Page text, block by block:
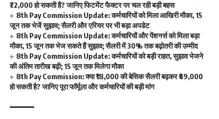
₹72,000 हो सकती है? जानिए फिटमेंट फैक्टर पर चल रही बड़ी बहस
8th Pay Commission Update: कर्मचारियों को मिला आखिरी मौका, 15
जून तक भेजें सुझाव; सैलरी और एरियर पर भी बड़ा अपडेट
8th Pay Commission Update: कर्मचारियों और पेंशनर्स को मिला बड़ा
मौका, 15 जून तक भेज सकते हैं सुझाव; सैलरी में 30% तक बढ़ोतरी की उम्मीद
8th Pay Commission Update: कर्मचारियों को बड़ी राहत, सुझाव भेजने
की अंतिम तारीख बढ़ी; 15 जून तक मिलेगा मौका
8th Pay Commission: क्या ₹18,000 की बेसिक सैलरी बढ़कर ₹69,000
हो सकती है? जानिए पूरा फॉर्मूला और कर्मचारियों की बड़ी मांग